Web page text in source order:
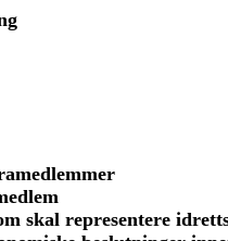
skal representere